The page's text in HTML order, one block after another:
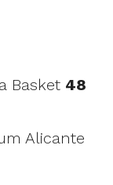
Basket 48
Alicante